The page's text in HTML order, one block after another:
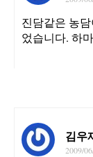
진담같은 농
었습니다. 하
김우
2009/